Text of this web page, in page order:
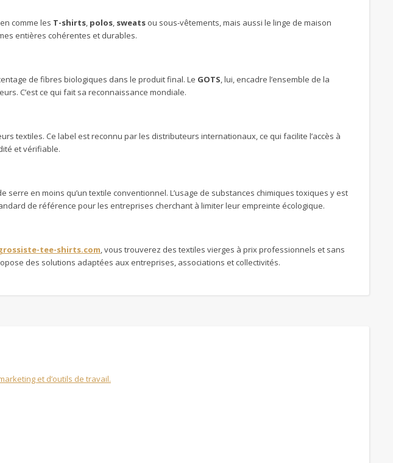
comme les T-shirts, polos, sweats ou sous-vêtements, mais aussi le linge de maison
entières cohérentes et durables.
de fibres biologiques dans le produit final. Le GOTS, lui, encadre l’ensemble de la
C’est ce qui fait sa reconnaissance mondiale.
textiles. Ce label est reconnu par les distributeurs internationaux, ce qui facilite l’accès à
et vérifiable.
serre en moins qu’un textile conventionnel. L’usage de substances chimiques toxiques y est
de référence pour les entreprises cherchant à limiter leur empreinte écologique.
tee-shirts.com, vous trouverez des textiles vierges à prix professionnels et sans
des solutions adaptées aux entreprises, associations et collectivités.